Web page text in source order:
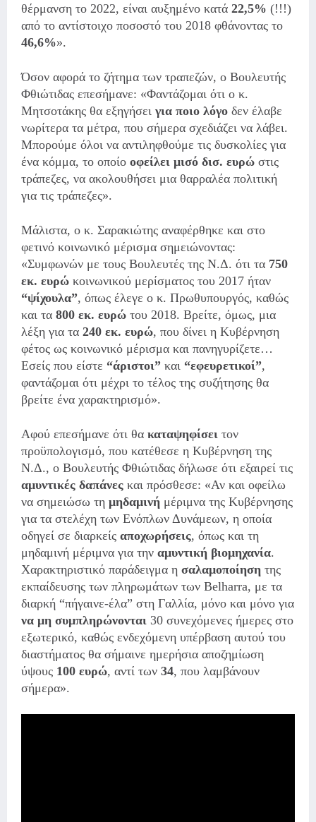
θέρμανση το 2022, είναι αυξημένο κατά 22,5% (!!!)
από το αντίστοιχο ποσοστό του 2018 φθάνοντας το
46,6%».
Όσον αφορά το ζήτημα των τραπεζών, ο Βουλευτής
Φθιώτιδας επεσήμανε: «Φαντάζομαι ότι ο κ.
Μητσοτάκης θα εξηγήσει για ποιο λόγο δεν έλαβε
νωρίτερα τα μέτρα, που σήμερα σχεδιάζει να λάβει.
Μπορούμε όλοι να αντιληφθούμε τις δυσκολίες για
ένα κόμμα, το οποίο οφείλει μισό δισ. ευρώ στις
τράπεζες, να ακολουθήσει μια θαρραλέα πολιτική
για τις τράπεζες».
Μάλιστα, ο κ. Σαρακιώτης αναφέρθηκε και στο
φετινό κοινωνικό μέρισμα σημειώνοντας:
«Συμφωνών με τους Βουλευτές της Ν.Δ. ότι τα 750
εκ. ευρώ κοινωνικού μερίσματος του 2017 ήταν
“ψίχουλα”, όπως έλεγε ο κ. Πρωθυπουργός, καθώς
και τα 800 εκ. ευρώ του 2018. Βρείτε, όμως, μια
λέξη για τα 240 εκ. ευρώ, που δίνει η Κυβέρνηση
φέτος ως κοινωνικό μέρισμα και πανηγυρίζετε…
Εσείς που είστε “άριστοι” και “εφευρετικοί”,
φαντάζομαι ότι μέχρι το τέλος της συζήτησης θα
βρείτε ένα χαρακτηρισμό».
Αφού επεσήμανε ότι θα καταψηφίσει τον
προϋπολογισμό, που κατέθεσε η Κυβέρνηση της
Ν.Δ., ο Βουλευτής Φθιώτιδας δήλωσε ότι εξαιρεί τις
αμυντικές δαπάνες και πρόσθεσε: «Αν και οφείλω
να σημειώσω τη μηδαμινή μέριμνα της Κυβέρνησης
για τα στελέχη των Ενόπλων Δυνάμεων, η οποία
οδηγεί σε διαρκείς αποχωρήσεις, όπως και τη
μηδαμινή μέριμνα για την αμυντική βιομηχανία.
Χαρακτηριστικό παράδειγμα η σαλαμοποίηση της
εκπαίδευσης των πληρωμάτων των Belharra, με τα
διαρκή “πήγαινε-έλα” στη Γαλλία, μόνο και μόνο για
να μη συμπληρώνονται 30 συνεχόμενες ήμερες στο
εξωτερικό, καθώς ενδεχόμενη υπέρβαση αυτού του
διαστήματος θα σήμαινε ημερήσια αποζημίωση
ύψους 100 ευρώ, αντί των 34, που λαμβάνουν
σήμερα».